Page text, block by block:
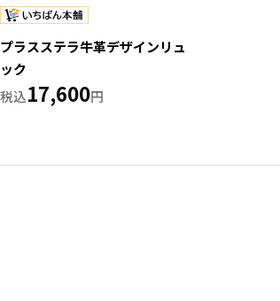
プラスステラ牛革デザインリュ
ック
17,600